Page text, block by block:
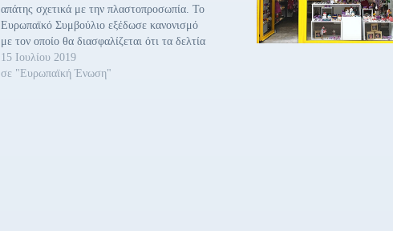
απάτης σχετικά με την πλαστοπροσωπία. Το
Ευρωπαϊκό Συμβούλιο εξέδωσε κανονισμό
με τον οποίο θα διασφαλίζεται ότι τα δελτία
ταυτότητας των πολιτών της ΕΕ και τα
έγγραφα διαμονής που εκδίδονται για τους
15 Ιουλίου 2019
σε "Ευρωπαϊκή Ένωση"